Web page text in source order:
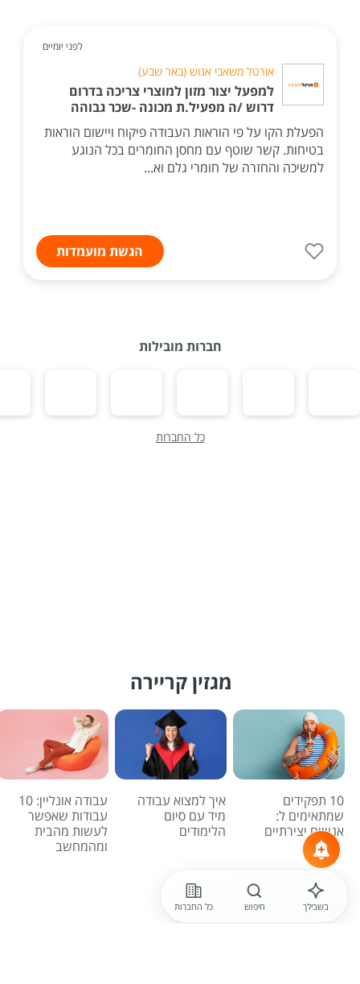
לפני יומיים
אורטל משאבי אנוש (באר שבע)
למפעל יצור מזון למוצרי צריכה בדרום
דרוש /ה מפעיל.ת מכונה -שכר גבוהה
הפעלת הקו על פי הוראות העבודה פיקוח ויישום הוראות
בטיחות. קשר שוטף עם מחסן החומרים בכל הנוגע
למשיכה והחזרה של חומרי גלם וא...
הגשת מועמדות
חברות מובילות
כל החברות
מגזין קריירה
10 תפקידים
שמתאימים ל:
אנשים יצירתיים
איך למצוא עבודה
מיד עם סיום
הלימודים
עבודה אונליין: 10
עבודות שאפשר
לעשות מהבית
ומהמחשב
לכל הכתבות
בשבילך חיפוש כל החברות